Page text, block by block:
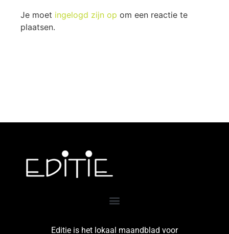
Je moet ingelogd zijn op om een reactie te
plaatsen.
Editie is het lokaal maandblad voor